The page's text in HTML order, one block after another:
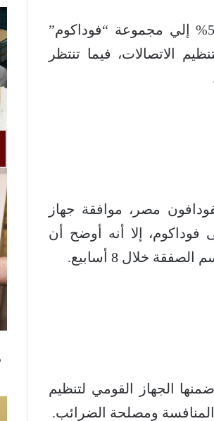
تقترب فودافون العالمية من نقل ملكية حصتها بمصر البالغة 55% إلي مجموعة “فوداكوم”
الاتصالات، فيما تنتظر
مصر، موافقة جهاز
إلا أنه أوضح أن
خلال 8 أسابيع.
الجهاز القومي لتنظيم
المنافسة ومصلحة الضرائب.